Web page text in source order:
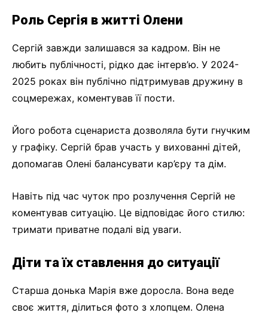
Роль Сергія в житті Олени
Сергій завжди залишався за кадром. Він не
любить публічності, рідко дає інтерв’ю. У 2024-
2025 роках він публічно підтримував дружину в
соцмережах, коментував її пости.
Його робота сценариста дозволяла бути гнучким
у графіку. Сергій брав участь у вихованні дітей,
допомагав Олені балансувати кар’єру та дім.
Навіть під час чуток про розлучення Сергій не
коментував ситуацію. Це відповідає його стилю:
тримати приватне подалі від уваги.
Діти та їх ставлення до ситуації
Старша донька Марія вже доросла. Вона веде
своє життя, ділиться фото з хлопцем. Олена